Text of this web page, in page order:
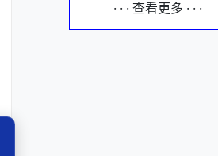
· · · 查看更多 · · ·